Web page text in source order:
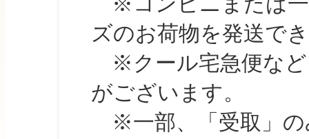
ズのお荷物を発送で
※クール宅急便など
がございます。
※一部、「受取」の